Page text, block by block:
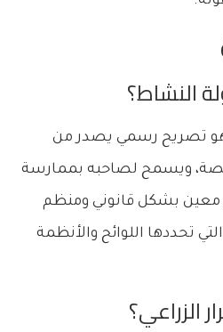
النشاط؟
تصريح رسمي يصدر من
ويسمح لصاحبه بممارسة
بشكل قانوني ومنظم
تحددها اللوائح والأنظمة
الزراعي؟